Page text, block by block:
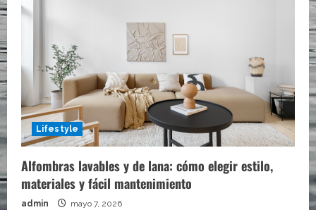
Lifestyle
Alfombras lavables y de lana: cómo elegir estilo,
materiales y fácil mantenimiento
admin mayo 7, 2026